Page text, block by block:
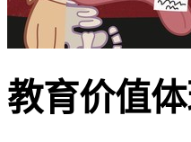
教育价值